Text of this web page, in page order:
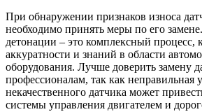
При обнаружении признаков износа
необходимо принять меры по его
детонации – это комплексный процесс,
аккуратности и знаний в области
оборудования. Лучше доверить замену
профессионалам, так как неправильная
некачественного датчика может
системы управления двигателем и